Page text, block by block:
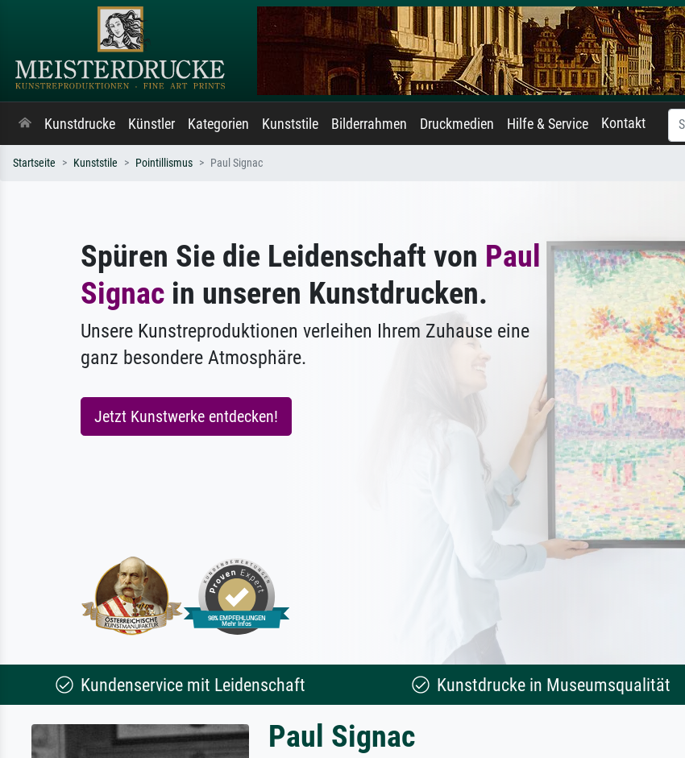
Kunstdrucke Künstler Kategorien Kunststile Bilderrahmen Druckmedien Hilfe & Service Kontakt
Startseite Kunststile Pointillismus Paul Signac
Spüren Sie die Leidenschaft von Paul
Signac in unseren Kunstdrucken.
Unsere Kunstreproduktionen verleihen Ihrem Zuhause eine
ganz besondere Atmosphäre.
Jetzt Kunstwerke entdecken!
Kundenservice mit Leidenschaft Kunstdrucke in Museumsqualität
Paul Signac